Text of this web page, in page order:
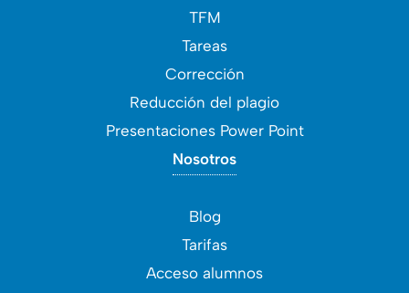
TFM
Tareas
Corrección
Reducción del plagio
Presentaciones Power Point
Nosotros
Blog
Tarifas
Acceso alumnos